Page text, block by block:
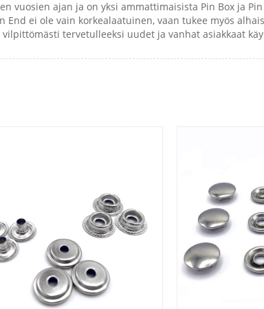
vuosien ajan ja on yksi ammattimaisista Pin Box ja
End ei ole vain korkealaatuinen, vaan tukee myös
tervetulleeksi uudet ja vanhat asiakkaat